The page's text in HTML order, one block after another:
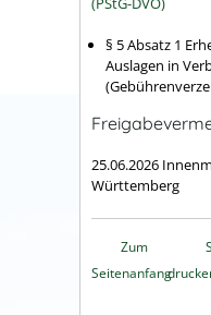
§ 5 Absatz 1
Auslagen in
25.06.2026
Württemberg
Zum
Seitenanfang